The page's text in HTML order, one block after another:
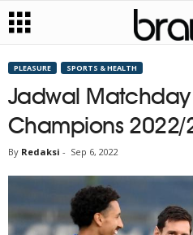
PLEASURE SPORTS & HEALTH
Jadwal
Champions
By Redaksi - Sep 6, 2022